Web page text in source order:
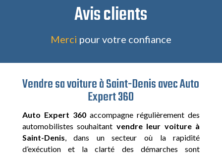
Avis clients
Merci pour votre confiance
Vendre sa voiture à Saint-Denis avec Auto
Expert 360
Auto Expert 360accompagne régulièrement des
automobilistes souhaitant vendre leur voiture à
Saint-Denis , dans un secteur où la rapidité
d’exécution et la clarté des démarches sont